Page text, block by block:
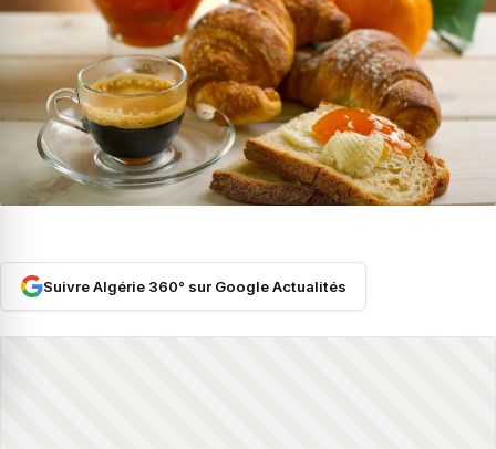
Suivre Algérie 360° sur Google Actualités